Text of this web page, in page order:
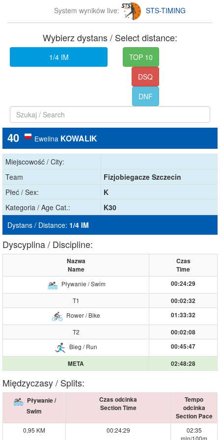
System wyników live: STS-TIMING
Wybierz dystans / Select distance:
1/4 IM
TOP 10
DSQ
DNF
40 Ewelina KOWALIK
Miejscowość / City:
Team
Fizjobiegacze Szczecin
Płeć / Sex:
K
Kategoria / Age Cat.:
K30
Dystans / Distance: 1/4 IM
Dyscyplina / Discipline:
Nazwa
Name
Czas
Time
Pływanie / Swim
00:24:29
T1
00:02:32
Rower / Bike
01:33:32
T2
00:02:08
Bieg / Run
00:45:47
META 02:48:28
Międzyczasy / Splits:
Pływanie /
Swim
Czas odcinka
Section Time
Tempo
odcinka
Section Pace
0,95 KM
00:24:29
02:35